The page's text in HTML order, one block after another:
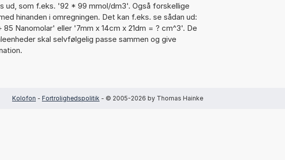
ud, som f.eks. '92 * 99 mmol/dm3'. Også forskellige
hinanden i omregningen. Det kan f.eks. se sådan ud:
Nanomolar' eller '7mm x 14cm x 21dm = ? cm^3'. De
skal selvfølgelig passe sammen og give
Kolofon - Fortrolighedspolitik - © 2005-2026 by Thomas Hainke